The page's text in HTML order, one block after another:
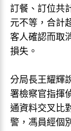
訂餐、訂位共
元不等，合計
客人確認而取
損失。
分局長王耀輝
署檢察官指揮
通資料交叉比
警，馮員經個